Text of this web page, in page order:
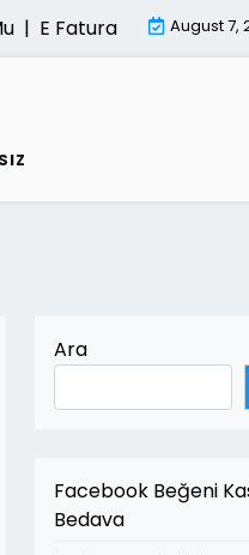
E Fatura Kesme Sureci |
August 7,
Ara
Facebook Beğeni
Bedava